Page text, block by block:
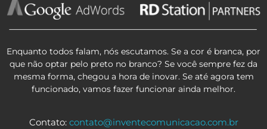
Enquanto todos falam, nós escutamos. Se a cor é branca, por
que não optar pelo preto no branco? Se você sempre fez da
mesma forma, chegou a hora de inovar. Se até agora tem
funcionado, vamos fazer funcionar ainda melhor.
Contato: contato@inventecomunicacao.com.br